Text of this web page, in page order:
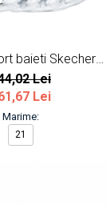
baieti Skechers
2.0 cu LED
Lei
Lei
Marime:
21